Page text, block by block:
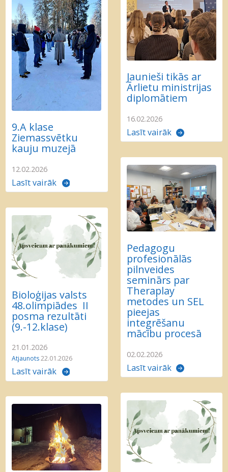
Jaunieši tikās ar
Ārlietu ministrijas
diplomātiem
16.02.2026
Lasīt vairāk
9.A klase
Ziemassvētku
kauju muzejā
12.02.2026
Lasīt vairāk
Pedagogu
profesionālās
pilnveides
seminārs par
Theraplay
metodes un SEL
pieejas
integrēšanu
mācību procesā
02.02.2026
Lasīt vairāk
Bioloģijas valsts
48.olimpiādes II
posma rezultāti
(9.-12.klase)
21.01.2026
Atjaunots22.01.2026
Lasīt vairāk